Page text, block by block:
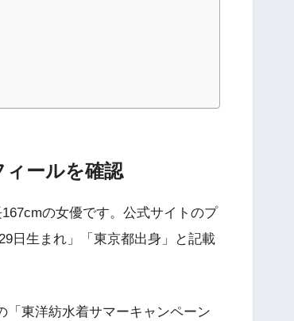
ールを確認
の女優です。公式サイトのプ
日生まれ」「東京都出身」と記載
「東洋紡水着サマーキャンペーン